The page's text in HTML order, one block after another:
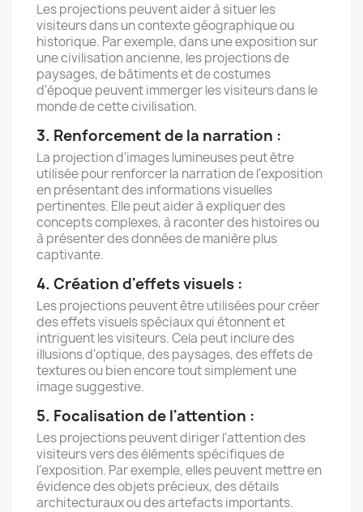
Les projections peuvent aider à situer les
visiteurs dans un contexte géographique ou
historique. Par exemple, dans une exposition sur
une civilisation ancienne, les projections de
paysages, de bâtiments et de costumes
d'époque peuvent immerger les visiteurs dans le
monde de cette civilisation.
3. Renforcement de la narration :
La projection d'images lumineuses peut être
utilisée pour renforcer la narration de l'exposition
en présentant des informations visuelles
pertinentes. Elle peut aider à expliquer des
concepts complexes, à raconter des histoires ou
à présenter des données de manière plus
captivante.
4. Création d'effets visuels :
Les projections peuvent être utilisées pour créer
des effets visuels spéciaux qui étonnent et
intriguent les visiteurs. Cela peut inclure des
illusions d'optique, des paysages, des effets de
textures ou bien encore tout simplement une
image suggestive.
5. Focalisation de l'attention :
Les projections peuvent diriger l'attention des
visiteurs vers des éléments spécifiques de
l'exposition. Par exemple, elles peuvent mettre en
évidence des objets précieux, des détails
architecturaux ou des artefacts importants.